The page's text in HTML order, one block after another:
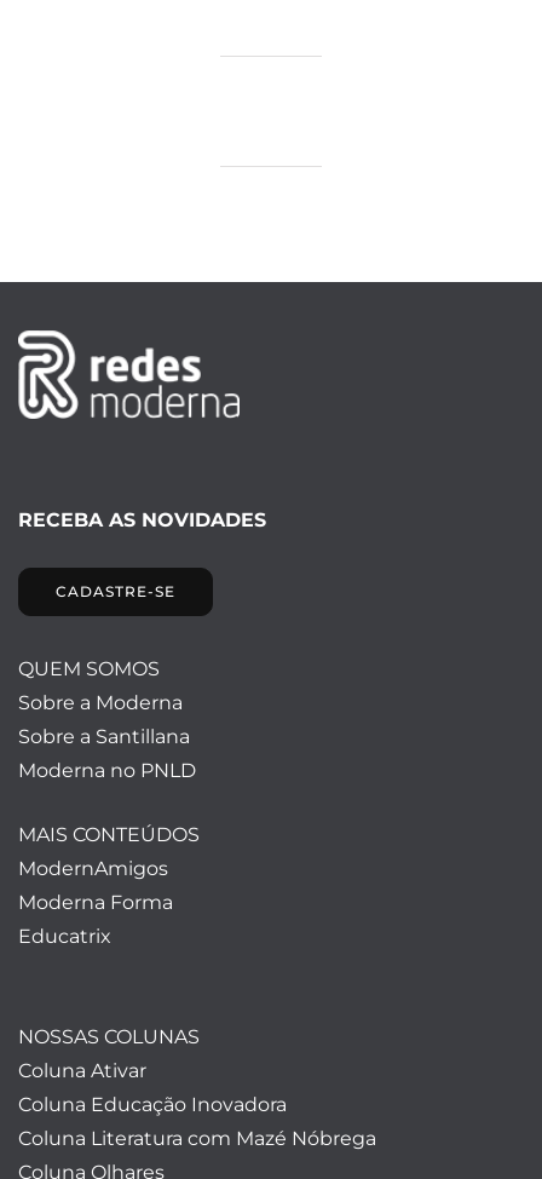
RECEBA AS NOVIDADES
CADASTRE-SE
QUEM SOMOS
Sobre a Moderna
Sobre a Santillana
Moderna no PNLD
MAIS CONTEÚDOS
ModernAmigos
Moderna Forma
Educatrix
NOSSAS COLUNAS
Coluna Ativar
Coluna Educação Inovadora
Coluna Literatura com Mazé Nóbrega
Coluna Olhares